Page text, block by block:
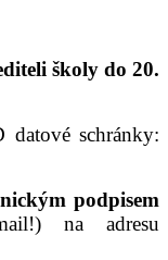
školy do 20.
schránky:
podpisem
na adresu